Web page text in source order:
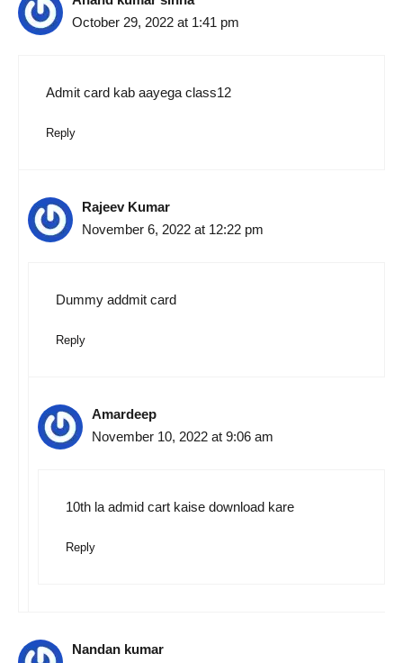
October 29, 2022 at 1:41 pm
Admit card kab aayega class12
Reply
Rajeev Kumar
November 6, 2022 at 12:22 pm
Dummy addmit card
Reply
Amardeep
November 10, 2022 at 9:06 am
10th la admid cart kaise download kare
Reply
Nandan kumar